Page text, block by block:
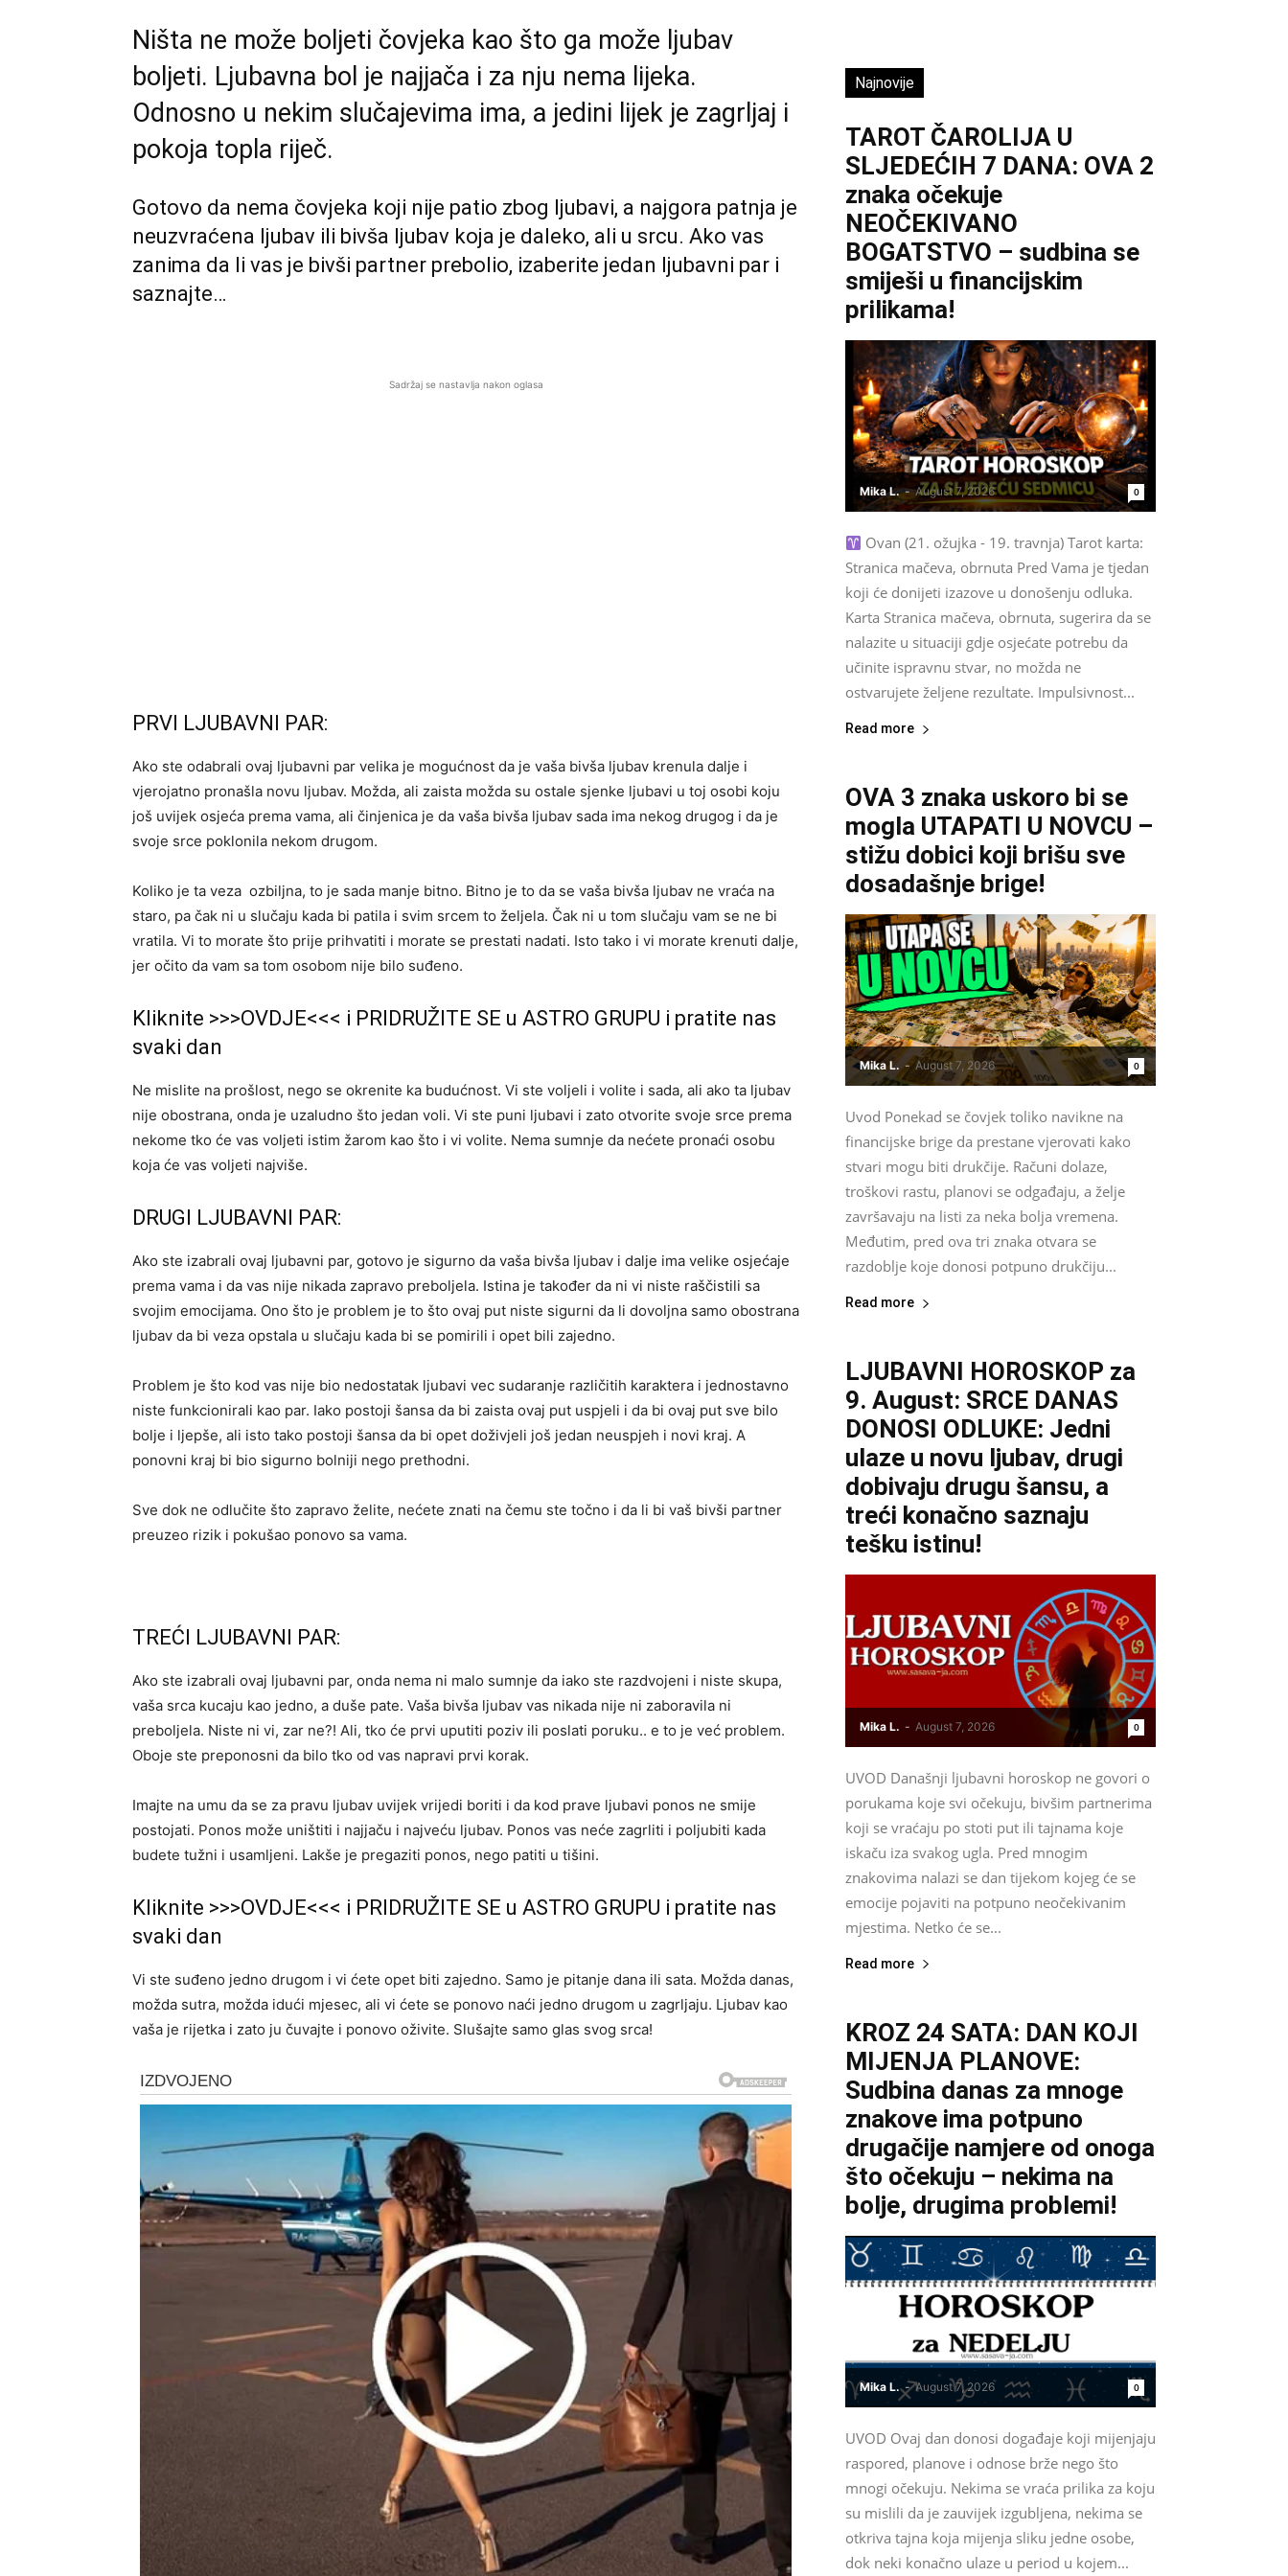
Ništa ne može boljeti čovjeka kao što ga može ljubav
boljeti. Ljubavna bol je najjača i za nju nema lijeka.
Odnosno u nekim slučajevima ima, a jedini lijek je zagrljaj i
pokoja topla riječ.
Gotovo da nema čovjeka koji nije patio zbog ljubavi, a najgora patnja je
neuzvraćena ljubav ili bivša ljubav koja je daleko, ali u srcu. Ako vas
zanima da li vas je bivši partner prebolio, izaberite jedan ljubavni par i
saznajte…
Sadržaj se nastavlja nakon oglasa
PRVI LJUBAVNI PAR:
Ako ste odabrali ovaj ljubavni par velika je mogućnost da je vaša bivša ljubav krenula dalje i
vjerojatno pronašla novu ljubav. Možda, ali zaista možda su ostale sjenke ljubavi u toj osobi koju
još uvijek osjeća prema vama, ali činjenica je da vaša bivša ljubav sada ima nekog drugog i da je
svoje srce poklonila nekom drugom.
Koliko je ta veza ozbiljna, to je sada manje bitno. Bitno je to da se vaša bivša ljubav ne vraća na
staro, pa čak ni u slučaju kada bi patila i svim srcem to željela. Čak ni u tom slučaju vam se ne bi
vratila. Vi to morate što prije prihvatiti i morate se prestati nadati. Isto tako i vi morate krenuti dalje,
jer očito da vam sa tom osobom nije bilo suđeno.
Kliknite >>>OVDJE<<< i PRIDRUŽITE SE u ASTRO GRUPU i pratite nas
svaki dan
Ne mislite na prošlost, nego se okrenite ka budućnost. Vi ste voljeli i volite i sada, ali ako ta ljubav
nije obostrana, onda je uzaludno što jedan voli. Vi ste puni ljubavi i zato otvorite svoje srce prema
nekome tko će vas voljeti istim žarom kao što i vi volite. Nema sumnje da nećete pronaći osobu
koja će vas voljeti najviše.
DRUGI LJUBAVNI PAR:
Ako ste izabrali ovaj ljubavni par, gotovo je sigurno da vaša bivša ljubav i dalje ima velike osjećaje
prema vama i da vas nije nikada zapravo preboljela. Istina je također da ni vi niste raščistili sa
svojim emocijama. Ono što je problem je to što ovaj put niste sigurni da li dovoljna samo obostrana
ljubav da bi veza opstala u slučaju kada bi se pomirili i opet bili zajedno.
Problem je što kod vas nije bio nedostatak ljubavi vec sudaranje različitih karaktera i jednostavno
niste funkcionirali kao par. Iako postoji šansa da bi zaista ovaj put uspjeli i da bi ovaj put sve bilo
bolje i ljepše, ali isto tako postoji šansa da bi opet doživjeli još jedan neuspjeh i novi kraj. A
ponovni kraj bi bio sigurno bolniji nego prethodni.
Sve dok ne odlučite što zapravo želite, nećete znati na čemu ste točno i da li bi vaš bivši partner
preuzeo rizik i pokušao ponovo sa vama.
TREĆI LJUBAVNI PAR:
Ako ste izabrali ovaj ljubavni par, onda nema ni malo sumnje da iako ste razdvojeni i niste skupa,
vaša srca kucaju kao jedno, a duše pate. Vaša bivša ljubav vas nikada nije ni zaboravila ni
preboljela. Niste ni vi, zar ne?! Ali, tko će prvi uputiti poziv ili poslati poruku.. e to je već problem.
Oboje ste preponosni da bilo tko od vas napravi prvi korak.
Imajte na umu da se za pravu ljubav uvijek vrijedi boriti i da kod prave ljubavi ponos ne smije
postojati. Ponos može uništiti i najjaču i najveću ljubav. Ponos vas neće zagrliti i poljubiti kada
budete tužni i usamljeni. Lakše je pregaziti ponos, nego patiti u tišini.
Kliknite >>>OVDJE<<< i PRIDRUŽITE SE u ASTRO GRUPU i pratite nas
svaki dan
Vi ste suđeno jedno drugom i vi ćete opet biti zajedno. Samo je pitanje dana ili sata. Možda danas,
možda sutra, možda idući mjesec, ali vi ćete se ponovo naći jedno drugom u zagrljaju. Ljubav kao
vaša je rijetka i zato ju čuvajte i ponovo oživite. Slušajte samo glas svog srca!
Najnovije
TAROT ČAROLIJA U
SLJEDEĆIH 7 DANA: OVA 2
znaka očekuje
NEOČEKIVANO
BOGATSTVO – sudbina se
smiješi u financijskim
prilikama!
Mika L. - August 7, 2026 0
Ovan (21. ožujka - 19. travnja) Tarot karta:
Stranica mačeva, obrnuta Pred Vama je tjedan
koji će donijeti izazove u donošenju odluka.
Karta Stranica mačeva, obrnuta, sugerira da se
nalazite u situaciji gdje osjećate potrebu da
učinite ispravnu stvar, no možda ne
ostvarujete željene rezultate. Impulsivnost...
Read more
OVA 3 znaka uskoro bi se
mogla UTAPATI U NOVCU –
stižu dobici koji brišu sve
dosadašnje brige!
Mika L. - August 7, 2026 0
Uvod Ponekad se čovjek toliko navikne na
financijske brige da prestane vjerovati kako
stvari mogu biti drukčije. Računi dolaze,
troškovi rastu, planovi se odgađaju, a želje
završavaju na listi za neka bolja vremena.
Međutim, pred ova tri znaka otvara se
razdoblje koje donosi potpuno drukčiju...
Read more
LJUBAVNI HOROSKOP za
9. August: SRCE DANAS
DONOSI ODLUKE: Jedni
ulaze u novu ljubav, drugi
dobivaju drugu šansu, a
treći konačno saznaju
tešku istinu!
Mika L. - August 7, 2026 0
UVOD Današnji ljubavni horoskop ne govori o
porukama koje svi očekuju, bivšim partnerima
koji se vraćaju po stoti put ili tajnama koje
iskaču iza svakog ugla. Pred mnogim
znakovima nalazi se dan tijekom kojeg će se
emocije pojaviti na potpuno neočekivanim
mjestima. Netko će se...
Read more
KROZ 24 SATA: DAN KOJI
MIJENJA PLANOVE:
Sudbina danas za mnoge
znakove ima potpuno
drugačije namjere od onoga
što očekuju – nekima na
bolje, drugima problemi!
Mika L. - August 7, 2026 0
UVOD Ovaj dan donosi događaje koji mijenjaju
raspored, planove i odnose brže nego što
mnogi očekuju. Nekima se vraća prilika za koju
su mislili da je zauvijek izgubljena, nekima se
otkriva tajna koja mijenja sliku jedne osobe,
dok neki konačno ulaze u period u kojem...